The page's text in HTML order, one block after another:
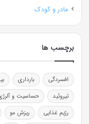
مادر و کودک
برچسب ها
افسردگی بارداری
تیروئید
حساسیت و
رژیم غذایی
ریزش مو